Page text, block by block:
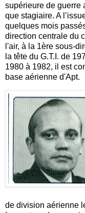
supérieure de guerre
que stagiaire. A
quelques mois
direction centrale du
l'air, à la 1ère sous-
la tête du G.T.I. de
1980 à 1982, il est
base aérienne d'Apt.
de division aérienne